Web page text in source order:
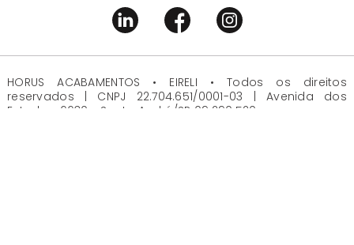
HORUS ACABAMENTOS • EIRELI • Todos os direitos
reservados | CNPJ 22.704.651/0001-03 | Avenida dos
Estados, 6630 - Santo André/SP 09.290.520